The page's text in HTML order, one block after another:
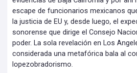
escape de funcionarios mexicanos
la justicia de EU y, desde luego, el
sonorense que dirige el Consejo
poder. La sola revelación en Los
considerada una metafórica bala al
lopezobradorismo.